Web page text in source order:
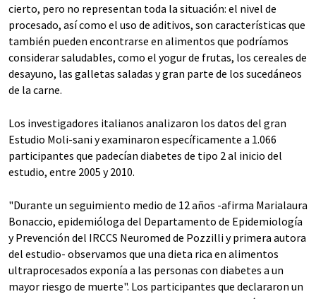
cierto, pero no representan toda la situación: el nivel de
procesado, así como el uso de aditivos, son características que
también pueden encontrarse en alimentos que podríamos
considerar saludables, como el yogur de frutas, los cereales de
desayuno, las galletas saladas y gran parte de los sucedáneos
de la carne.
Los investigadores italianos analizaron los datos del gran
Estudio Moli-sani y examinaron específicamente a 1.066
participantes que padecían diabetes de tipo 2 al inicio del
estudio, entre 2005 y 2010.
"Durante un seguimiento medio de 12 años -afirma Marialaura
Bonaccio, epidemióloga del Departamento de Epidemiología
y Prevención del IRCCS Neuromed de Pozzilli y primera autora
del estudio- observamos que una dieta rica en alimentos
ultraprocesados exponía a las personas con diabetes a un
mayor riesgo de muerte". Los participantes que declararon un